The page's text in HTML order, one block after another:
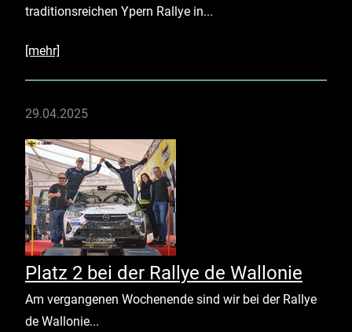
traditionsreichen Ypern Rallye in...
[mehr]
29.04.2025
Platz 2 bei der Rallye de Wallonie
Am vergangenen Wochenende sind wir bei der Rallye
de Wallonie...